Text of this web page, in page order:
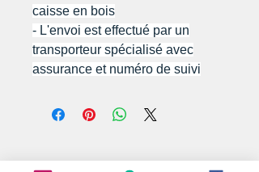
caisse en bois
- L'envoi est effectué par un
transporteur spécialisé avec
assurance et numéro de suivi